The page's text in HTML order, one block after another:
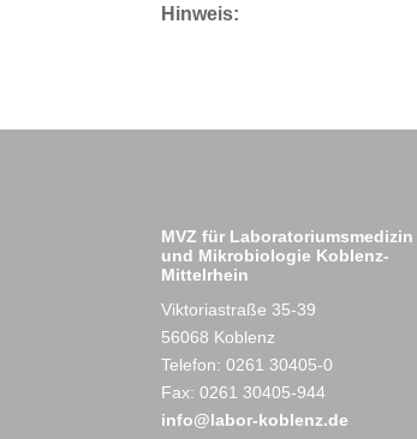
Hinweis:
MVZ für Laboratoriumsmedizin
und Mikrobiologie Koblenz-
Mittelrhein
Viktoriastraße 35-39
56068 Koblenz
Telefon: 0261 30405-0
Fax: 0261 30405-944
info@labor-koblenz.de